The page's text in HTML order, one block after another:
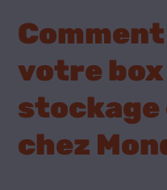
votre box
stockage
chez